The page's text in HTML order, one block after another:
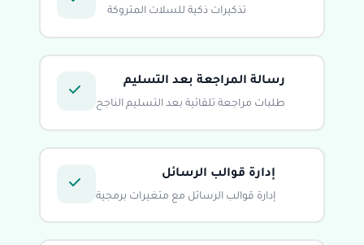
تذكيرات ذكية للسلات المتروكة
رسالة المراجعة بعد التسليم
طلبات مراجعة تلقائية بعد التسليم الناجح
إدارة قوالب الرسائل
إدارة قوالب الرسائل مع متغيرات برمجية